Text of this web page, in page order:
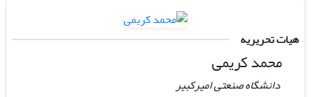
هیات تحریریه
محمد کریمی
دانشگاه صنعتی امیرکبیر